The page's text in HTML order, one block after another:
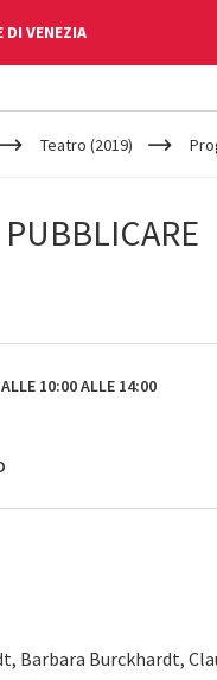
DI VENEZIA
Teatro (2019)
10:00ALLE 14:00
Barbara Burckhardt,